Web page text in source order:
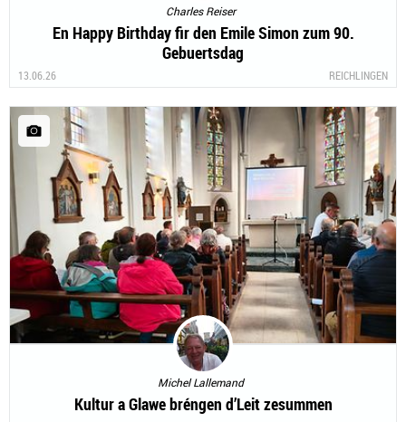
Charles Reiser
En Happy Birthday fir den Emile Simon zum 90.
Gebuertsdag
13.06.26 REICHLINGEN
Michel Lallemand
Kultur a Glawe bréngen d’Leit zesummen